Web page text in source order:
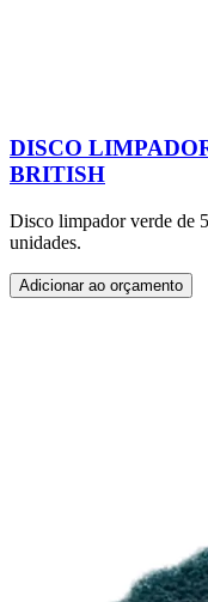
DISCO
BRITISH
Disco limpador verde de
unidades.
Adicionar ao orçamento